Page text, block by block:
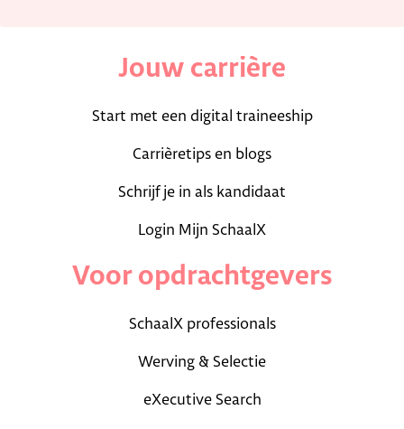
Jouw carrière
Start met een digital traineeship
Carrièretips en blogs
Schrijf je in als kandidaat
Login Mijn SchaalX
Voor opdrachtgevers
SchaalX professionals
Werving & Selectie
eXecutive Search